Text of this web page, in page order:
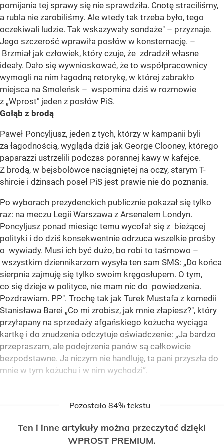
pomijania tej sprawy się nie sprawdziła. Cnotę straciliśmy,
a rubla nie zarobiliśmy. Ale wtedy tak trzeba było, tego
oczekiwali ludzie. Tak wskazywały sondaże" – przyznaje.
Jego szczerość wprawiła posłów w konsternację. –
Brzmiał jak człowiek, który czuje, że zdradził własne
ideały. Dało się wywnioskować, że to współpracownicy
wymogli na nim łagodną retorykę, w której zabrakło
miejsca na Smoleńsk – wspomina dziś w rozmowie
z „Wprost" jeden z posłów PiS.
Gołąb z brodą
Paweł Poncyljusz, jeden z tych, którzy w kampanii byli
za łagodnością, wygląda dziś jak George Clooney, którego
paparazzi ustrzelili podczas porannej kawy w kafejce.
Z brodą, w bejsbolówce naciągniętej na oczy, starym T-
shircie i dżinsach poseł PiS jest prawie nie do poznania.
Po wyborach prezydenckich publicznie pokazał się tylko
raz: na meczu Legii Warszawa z Arsenalem Londyn.
Poncyljusz ponad miesiąc temu wycofał się z bieżącej
polityki i do dziś konsekwentnie odrzuca wszelkie prośby
o wywiady. Musi ich być dużo, bo robi to taśmowo –
wszystkim dziennikarzom wysyła ten sam SMS: „Do końca
sierpnia zajmuję się tylko swoim kręgosłupem. O tym,
co się dzieje w polityce, nie mam nic do powiedzenia.
Pozdrawiam. PP". Trochę tak jak Turek Mustafa z komedii
Stanisława Barei „Co mi zrobisz, jak mnie złapiesz?", który
przyłapany na sprzedaży afgańskiego kożucha wyciąga
kartkę i do znudzenia odczytuje oświadczenie: „Ja bardzo
przepraszam, ale podejrzenia panów są całkowicie
bezpodstawne. Ja niczym nie handluję, ta pani przyszła do
mnie w tym kożuchu i w nim wychodzi”.
Pozostało 84% tekstu
Ten i inne artykuły można przeczytać dzięki
WPROST PREMIUM.